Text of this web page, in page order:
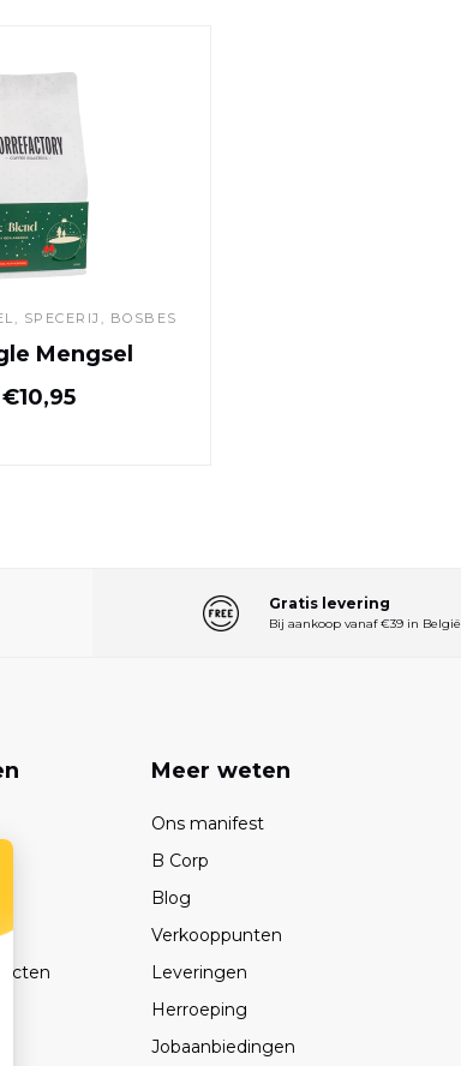
SPECERIJ, BOSBES
Mengsel
Normale prijs
Gratis levering
Bij aankoop vanaf €39 in België
Meer weten
Ons manifest
B Corp
Blog
Verkooppunten
Leveringen
Herroeping
Jobaanbiedingen